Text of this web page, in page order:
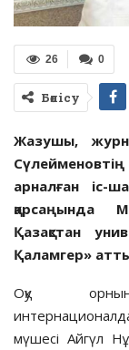
0
26
Бөлісу
Жазушы,
арналған іс-
қарсаңында
Қазақстан
Қаламгер»
Оқу
мүшесі Айгүл